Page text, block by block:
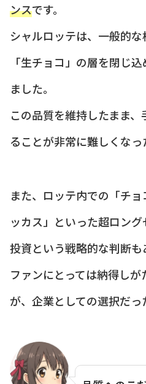
ンスです。
シャルロッテは、一般的
「生チョコ」の層を閉じ
ました。
この品質を維持したまま
ることが非常に難しくなっ
また、ロッテ内での「チ
ッカス」といった超ロン
投資という戦略的な判断も
ファンにとっては納得し
が、企業としての選択だっ